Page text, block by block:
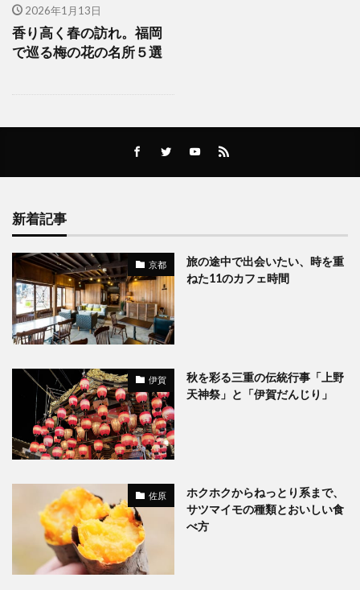
2026年1月13日
香り高く春の訪れ。福岡
で巡る梅の花の名所５選
新着記事
京都
旅の途中で出会いたい、時を重
ねた11のカフェ時間
伊賀
秋を彩る三重の伝統行事「上野
天神祭」と「伊賀だんじり」
佐原
ホクホクからねっとり系まで、
サツマイモの種類とおいしい食
べ方